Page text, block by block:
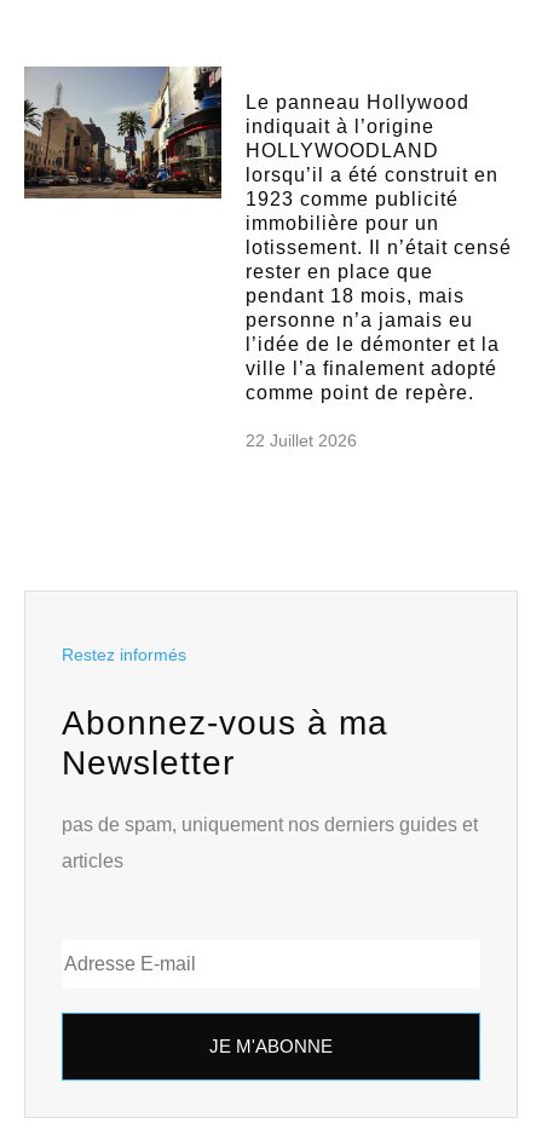
Le panneau Hollywood
indiquait à l’origine
HOLLYWOODLAND
lorsqu’il a été construit en
1923 comme publicité
immobilière pour un
lotissement. Il n’était censé
rester en place que
pendant 18 mois, mais
personne n’a jamais eu
l’idée de le démonter et la
ville l’a finalement adopté
comme point de repère.
22 Juillet 2026
Restez informés
Abonnez-vous à ma
Newsletter
pas de spam, uniquement nos derniers guides et
articles
JE M'ABONNE